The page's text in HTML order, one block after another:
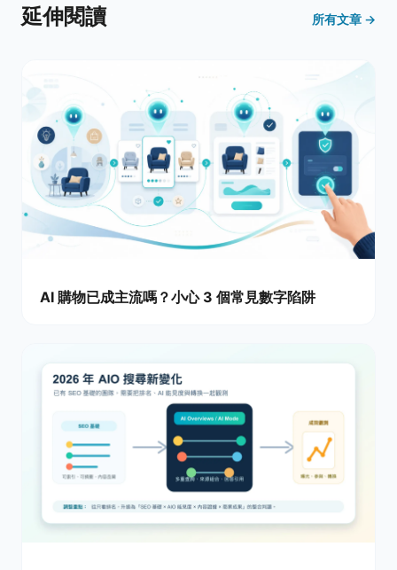
延伸閱讀 所有文章 →
AI 購物已成主流嗎？小心 3 個常見數字陷阱